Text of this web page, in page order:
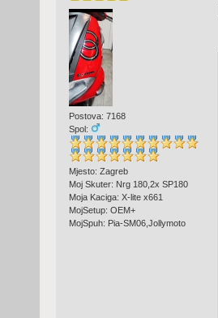
Postova: 7168
Spol:
Mjesto: Zagreb
Moj Skuter: Nrg 180,2x SP180
Moja Kaciga: X-lite x661
MojSetup: OEM+
MojSpuh: Pia-SM06,Jollymoto